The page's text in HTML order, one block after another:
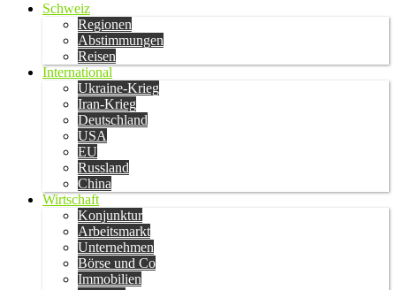
Schweiz
Regionen
Abstimmungen
Reisen
International
Ukraine-Krieg
Iran-Krieg
Deutschland
USA
EU
Russland
China
Wirtschaft
Konjunktur
Arbeitsmarkt
Unternehmen
Börse und Co
Immobilien